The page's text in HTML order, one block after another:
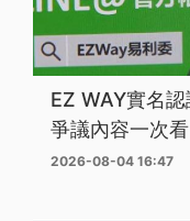
EZ WAY實名
爭議內容一次看
2026-08-04 16:47